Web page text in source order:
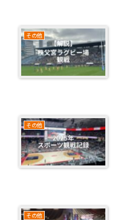
その他
その他
その他